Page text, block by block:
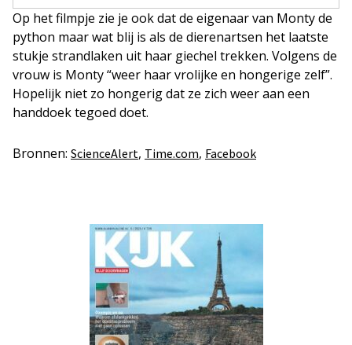
Op het filmpje zie je ook dat de eigenaar van Monty de
python maar wat blij is als de dierenartsen het laatste
stukje strandlaken uit haar giechel trekken. Volgens de
vrouw is Monty “weer haar vrolijke en hongerige zelf”.
Hopelijk niet zo hongerig dat ze zich weer aan een
handdoek tegoed doet.
Bronnen: ScienceAlert, Time.com, Facebook